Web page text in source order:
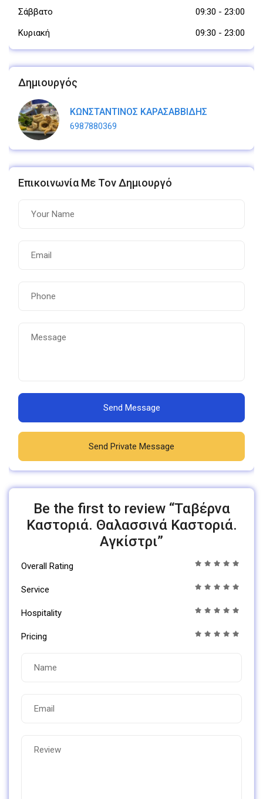
Σάββατο 09:30 - 23:00
Κυριακή
09:30 - 23:00
Δημιουργός
ΚΩΝΣΤΑΝΤΙΝΟΣ ΚΑΡΑΣΑΒΒΙΔΗΣ
6987880369
Επικοινωνία Με Τον Δημιουργό
Send Message
Send Private Message
Be the first to review “Ταβέρνα
Καστοριά. Θαλασσινά Καστοριά.
Αγκίστρι”
Overall Rating
Service
Hospitality
Pricing